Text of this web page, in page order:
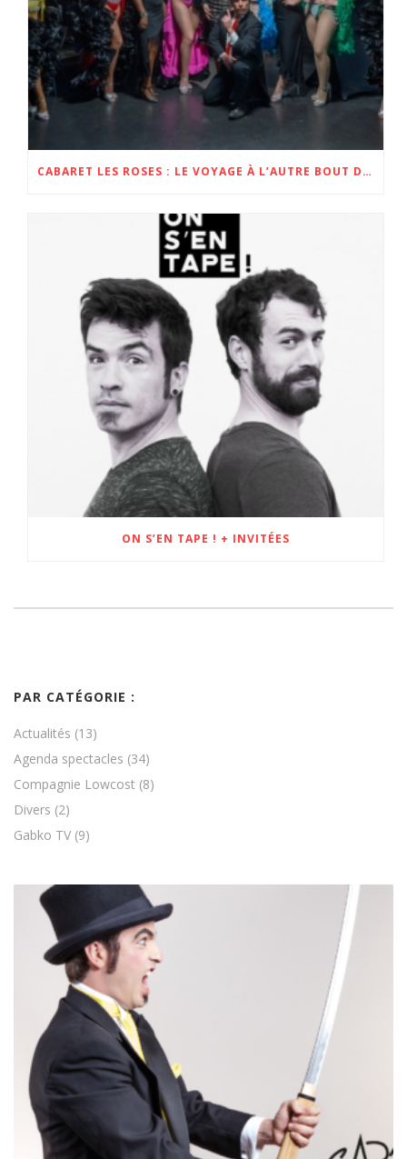
CABARET LES ROSES : LE VOYAGE À L’AUTRE BOUT DE LA FRANCE !
ON S’EN TAPE ! + INVITÉES
PAR CATÉGORIE :
Actualités (13)
Agenda spectacles (34)
Compagnie Lowcost (8)
Divers (2)
Gabko TV (9)